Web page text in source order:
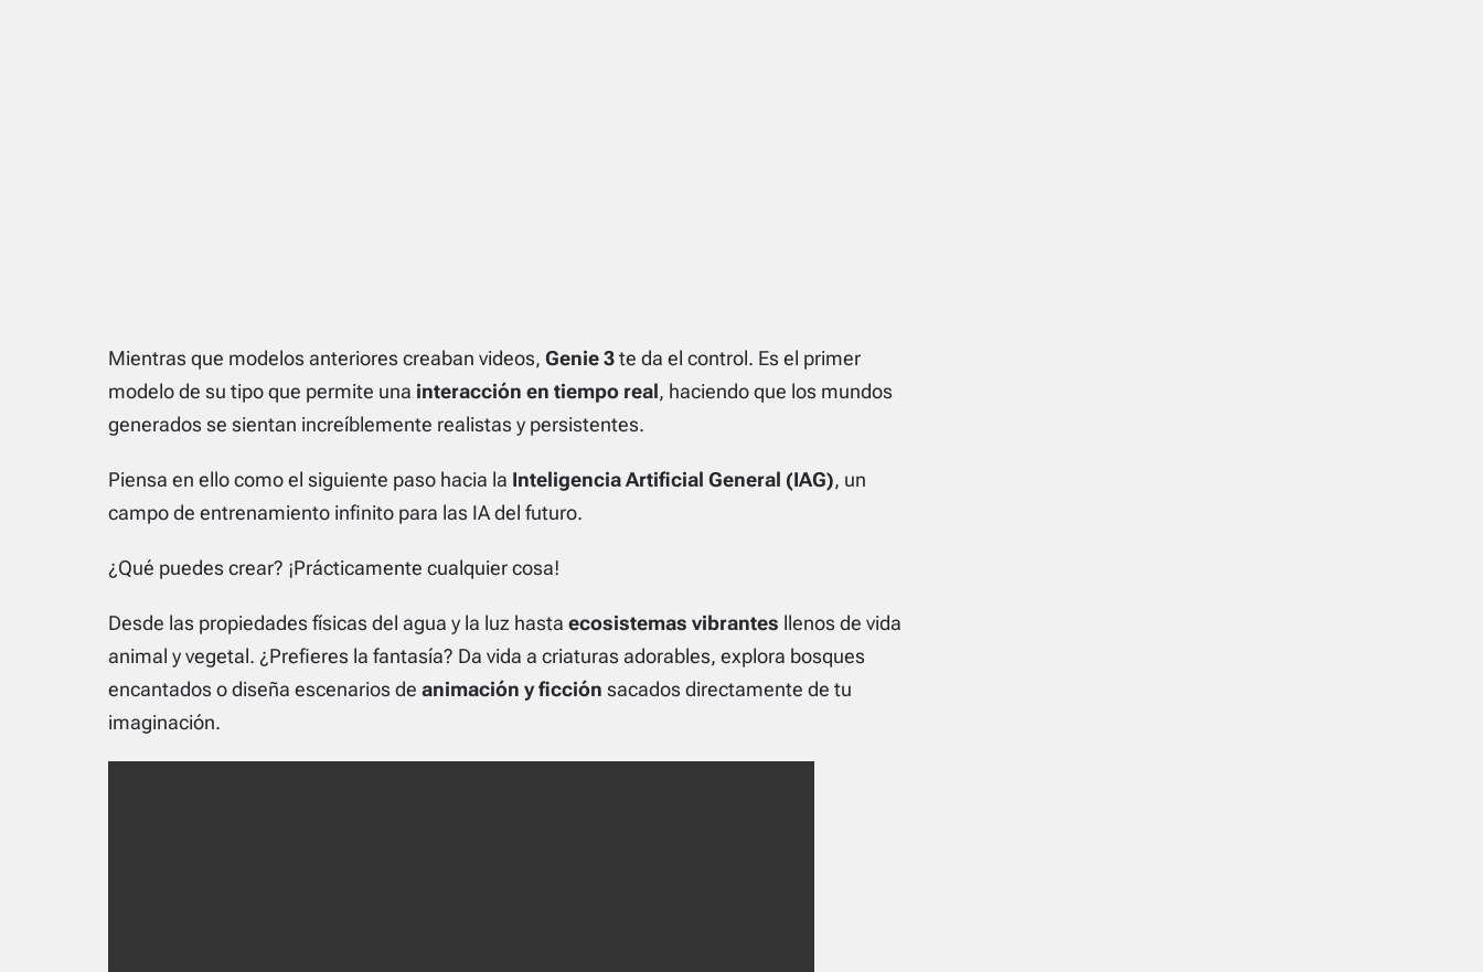
Mientras que modelos anteriores creaban videos, Genie 3te da el control. Es el primer
modelo de su tipo que permite una interacción en tiempo real, haciendo que los mundos
generados se sientan increíblemente realistas y persistentes.
Piensa en ello como el siguiente paso hacia la Inteligencia Artificial General (IAG), un
campo de entrenamiento infinito para las IA del futuro.
¿Qué puedes crear? ¡Prácticamente cualquier cosa!
Desde las propiedades físicas del agua y la luz hasta ecosistemas vibrantes llenos de vida
animal y vegetal. ¿Prefieres la fantasía? Da vida a criaturas adorables, explora bosques
encantados o diseña escenarios de animación y ficción sacados directamente de tu
imaginación.